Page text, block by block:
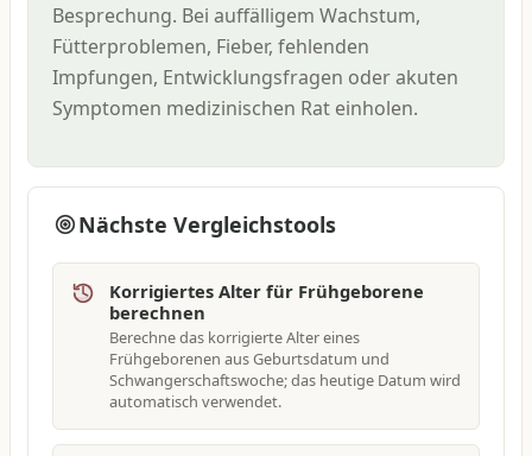
Besprechung. Bei auffälligem Wachstum,
Fütterproblemen, Fieber, fehlenden
Impfungen, Entwicklungsfragen oder akuten
Symptomen medizinischen Rat einholen.
Nächste Vergleichstools
Korrigiertes Alter für Frühgeborene
berechnen
Berechne das korrigierte Alter eines
Frühgeborenen aus Geburtsdatum und
Schwangerschaftswoche; das heutige Datum wird
automatisch verwendet.